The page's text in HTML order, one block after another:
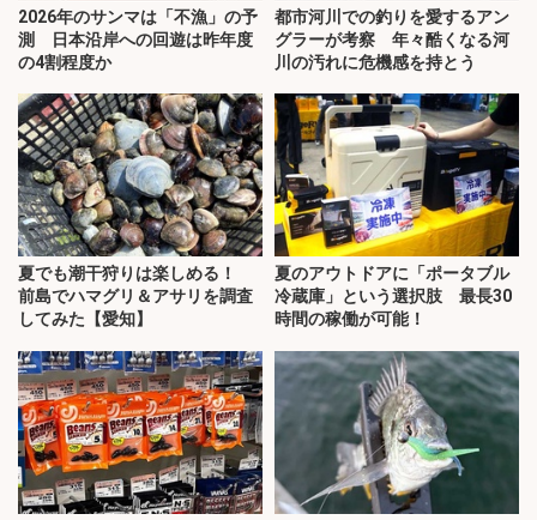
2026年のサンマは「不漁」の予
測 日本沿岸への回遊は昨年度
の4割程度か
都市河川での釣りを愛するアン
グラーが考察 年々酷くなる河
川の汚れに危機感を持とう
夏でも潮干狩りは楽しめる！
前島でハマグリ＆アサリを調査
してみた【愛知】
夏のアウトドアに「ポータブル
冷蔵庫」という選択肢 最長30
時間の稼働が可能！